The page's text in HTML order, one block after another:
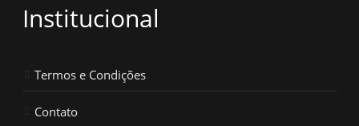
Institucional
Termos e Condições
Contato